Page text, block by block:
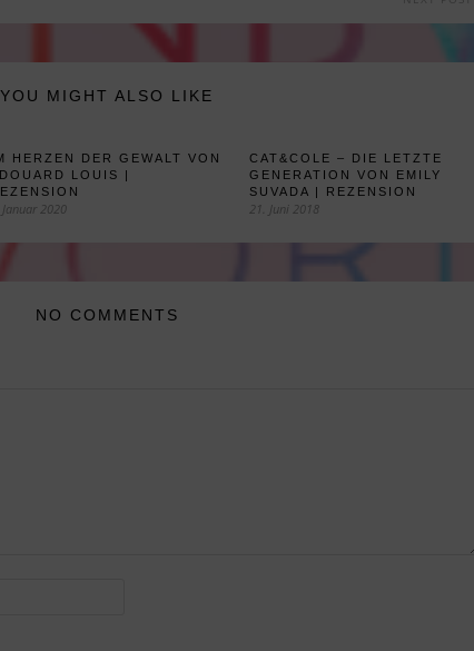
YOU MIGHT ALSO LIKE
HERZEN DER GEWALT VON
LOUIS |
Januar 2020
CAT&COLE – DIE LETZTE
GENERATION VON EMILY
SUVADA | REZENSION
21. Juni 2018
NO COMMENTS